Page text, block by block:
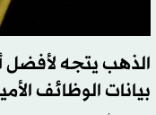
الذهب يتجه لأفضل
بيانات الوظائف